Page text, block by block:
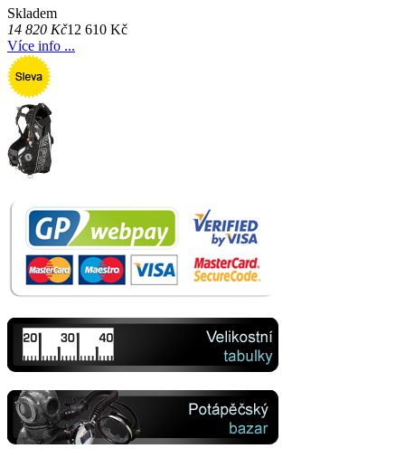
Skladem
14 820 Kč12 610 Kč
Více info ...